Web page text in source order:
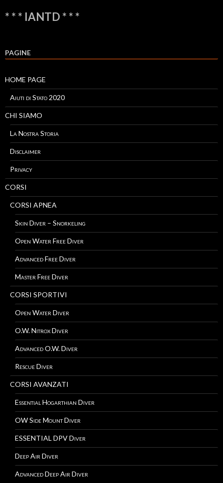
* * * IANTD * * *
PAGINE
HOME PAGE
Aiuti di Stato 2020
CHI SIAMO
La Nostra Storia
Disclaimer
Privacy
CORSI
CORSI APNEA
Skin Diver – Snorkeling
Open Water Free Diver
Advanced Free Diver
Master Free Diver
CORSI SPORTIVI
Open Water Diver
O.W. Nitrox Diver
Advanced O.W. Diver
Rescue Diver
CORSI AVANZATI
Essential Hogarthian Diver
OW Side Mount Diver
ESSENTIAL DPV Diver
Deep Air Diver
Advanced Deep Air Diver